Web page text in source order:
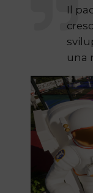
Il
una